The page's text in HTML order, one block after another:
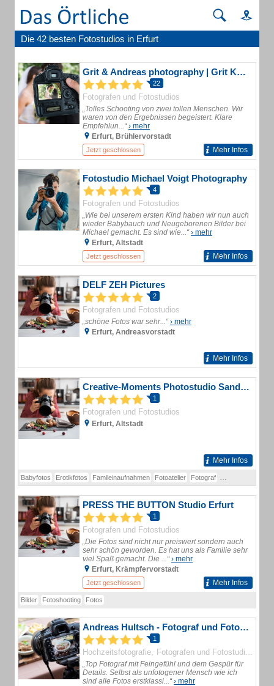
Die 42 besten Fotostudios in Erfurt
Grit & Andreas photography | Grit Kästner und Andreas Pflaum GbR
22
Fotografen und Fotostudios
„Tolles Schooting von zwei tollen Menschen. Wir
waren von den Ergebnissen begeistert. Klare
Empfehlun...“› mehr
Erfurt, Brühlervorstadt
Jetzt geschlossen Mehr Infos
Fotostudio Michael Voigt Photography
4
Fotografen und Fotostudios
„Wie bei unserem ersten Kind haben wir nun auch
wieder Babybauch und Neugeborenen Bilder bei
Michael gemacht. Es sind wie...“› mehr
Erfurt, Altstadt
Jetzt geschlossen Mehr Infos
DELF ZEH Pictures
2
Fotografen und Fotostudios
„schöne Fotos war sehr...“› mehr
Erfurt, Andreasvorstadt
Mehr Infos
Creative-Moments Photostudio Sandy Hochmal Fotostudios
1
Fotografen und Fotostudios
Erfurt, Altstadt
Mehr Infos
Babyfotos Erotikfotos Famileinaufnahmen Fotoatelier Fotograf
PRESS THE BUTTON Studio Erfurt
1
Fotografen und Fotostudios
„Die Fotos sind nicht nur preiswert sondern auch
sehr schön geworden. Es hat uns als Familie sehr
viel Spaß gemacht. Die ...“› mehr
Erfurt, Krämpfervorstadt
Jetzt geschlossen Mehr Infos
Bilder Fotoshooting Fotos
Andreas Hultsch - Fotograf und Fotostudio in Erfurt / Thüringen, Fotoworkshops und Mietstudio
1
Hochzeitsfotografie Fotografen und Fotostudios
„Top Fotograf mit Feingefühl und dem Gespür für
Details. Selbst als unfotogener Mensch wie ich
sind alle Fotos erstklassi...“› mehr